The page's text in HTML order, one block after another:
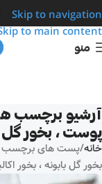
Skip to navigation
to main content
منو
آرشیو برچسب
پوست ، بخور گل
خانه پست های برچسب
بخور گل بابونه ، بخور